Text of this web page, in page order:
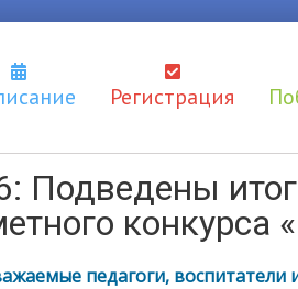
Регистрация
Подведены
педагоги, воспитатели